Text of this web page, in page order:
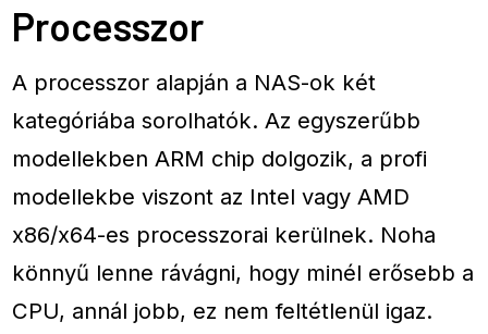
Processzor
A processzor alapján a NAS-ok két
kategóriába sorolhatók. Az egyszerűbb
modellekben ARM chip dolgozik, a profi
modellekbe viszont az Intel vagy AMD
x86/x64-es processzorai kerülnek. Noha
könnyű lenne rávágni, hogy minél erősebb a
CPU, annál jobb, ez nem feltétlenül igaz.